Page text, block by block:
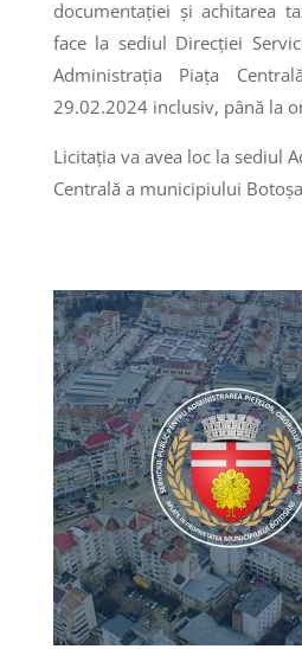
documentaţiei şi achitarea
face la sediul Direcției
Administrația Piața
29.02.2024 inclusiv, până la
Licitaţia va avea loc la sediul
Centrală a municipiului